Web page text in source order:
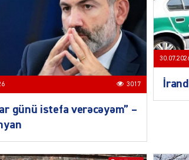
3017
günü istefa verəcəyəm” –